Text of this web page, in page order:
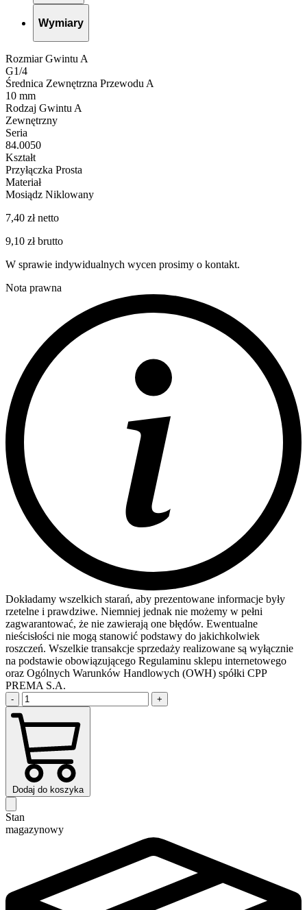
Wymiary
Rozmiar Gwintu A
G1/4
Średnica Zewnętrzna Przewodu A
10 mm
Rodzaj Gwintu A
Zewnętrzny
Seria
84.0050
Kształt
Przyłączka Prosta
Materiał
Mosiądz Niklowany
7,40 zł netto
9,10 zł brutto
W sprawie indywidualnych wycen prosimy o kontakt.
Nota prawna
Dokładamy wszelkich starań, aby prezentowane informacje były
rzetelne i prawdziwe. Niemniej jednak nie możemy w pełni
zagwarantować, że nie zawierają one błędów. Ewentualne
nieścisłości nie mogą stanowić podstawy do jakichkolwiek
roszczeń. Wszelkie transakcje sprzedaży realizowane są wyłącznie
na podstawie obowiązującego Regulaminu sklepu internetowego
oraz Ogólnych Warunków Handlowych (OWH) spółki CPP
PREMA S.A.
- +
Dodaj do koszyka
Stan
magazynowy